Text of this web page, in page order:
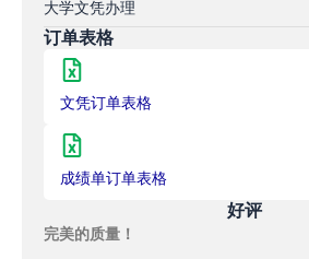
大学文凭办理
订单表格
文凭订单表格
成绩单订单表格
好评
完美的质量！